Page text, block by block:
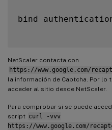
bind
NetScaler contacta con
https://www.google.com/
la información de Captcha. Por lo
acceder al sitio desde NetScaler.
Para comprobar si se puede
script curl -vvv
https://www.google.com/